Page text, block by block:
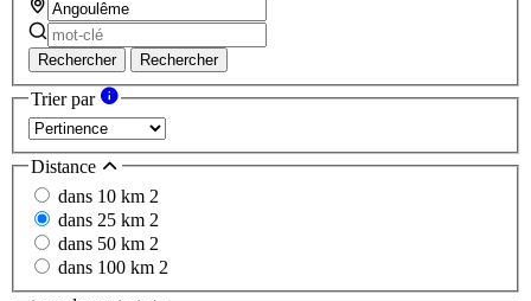
Rechercher Rechercher
Trier par
Distance
dans 10 km 2
dans 25 km 2
dans 50 km 2
dans 100 km 2